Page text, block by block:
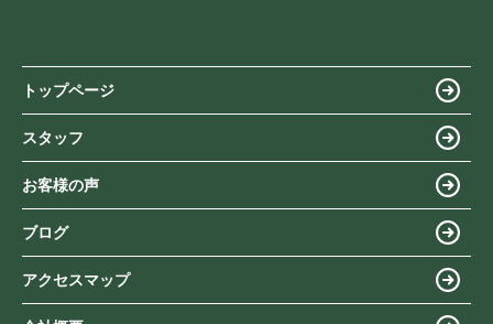
トップページ
スタッフ
お客様の声
ブログ
アクセスマップ